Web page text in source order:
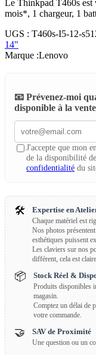
Le Thinkpad T460s est
mois*, 1 chargeur, 1
UGS : T460s-I5-12-
14"
Marque :Lenovo
📧 Prévenez-moi
disponible à la
J'accepte que mon
de la disponibilité
confidentialité du
🛠️ Expertise en
Chaque matériel est
Nos photos
esthétiques puissent
Les claviers sur nos
différent, cela est
📦 Stock Réel &
Produits disponibles
magasin.
Comptez un délai de
votre commande.
🤝 SAV de Proximité
Une question ou un